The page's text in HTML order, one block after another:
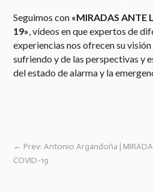
Seguimos con «MIRADAS ANTE
19» , vídeos en que expertos de
experiencias nos ofrecen su
sufriendo y de las perspectivas y
del estado de alarma y la
← Prev: Antonio Argandoña |
COVID-19